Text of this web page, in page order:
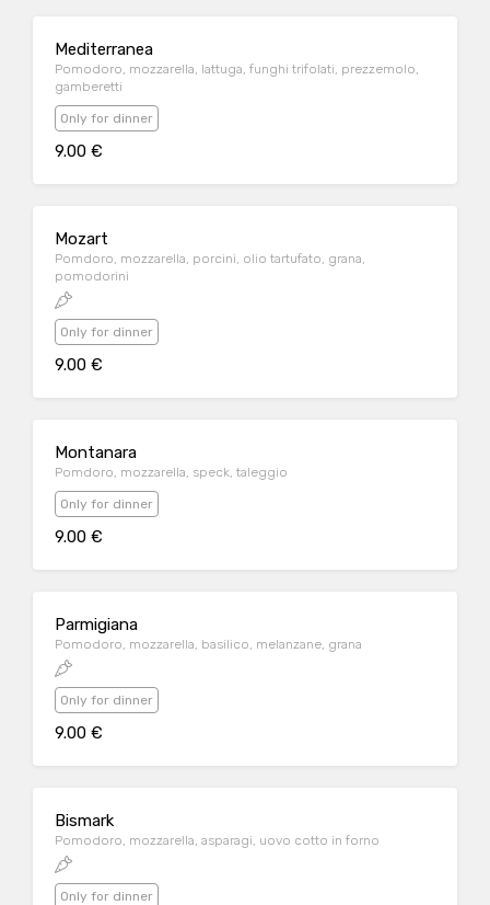
Mediterranea
Pomodoro, mozzarella, lattuga, funghi trifolati, prezzemolo,
gamberetti
Only for dinner
9.00 €
Mozart
Pomdoro, mozzarella, porcini, olio tartufato, grana,
pomodorini
Only for dinner
9.00 €
Montanara
Pomdoro, mozzarella, speck, taleggio
Only for dinner
9.00 €
Parmigiana
Pomodoro, mozzarella, basilico, melanzane, grana
Only for dinner
9.00 €
Bismark
Pomodoro, mozzarella, asparagi, uovo cotto in forno
Only for dinner